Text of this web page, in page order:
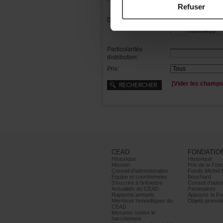
Refuser
Distribution: Femme(s)
Homme(s)
Particularités
distribution:
Prix:
CEAD
Historique
Mission
Conseild’administration
Équipeetcoordonnées
S’inscrireàl’infolettre
ActualitésduCEAD
Rapportsannuels
Membreshonorifiquesdu
CEAD
Mesurescontrele
harcèlement
Historique
Bouchard
Partenaires